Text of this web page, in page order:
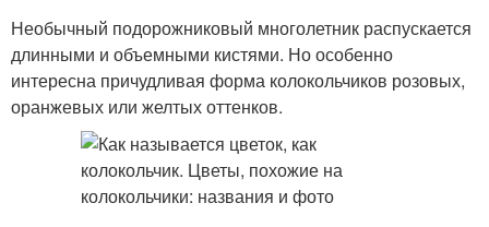
Необычный подорожниковый многолетник распускается
длинными и объемными кистями. Но особенно
интересна причудливая форма колокольчиков розовых,
оранжевых или желтых оттенков.